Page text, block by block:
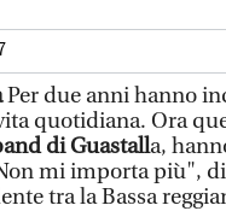
Per due anni hanno
quotidiana. Ora
di Guastalla,
mi importa più",
tra la Bassa